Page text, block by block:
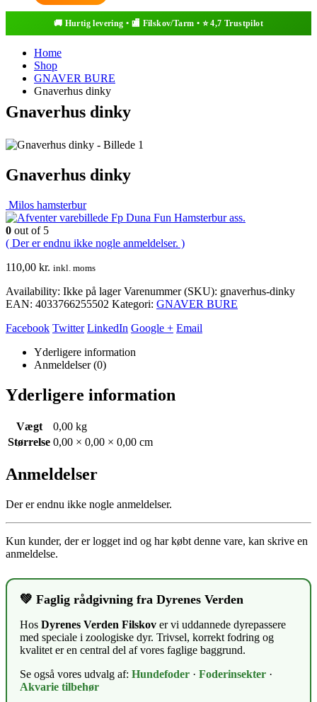
Home
Shop
GNAVER BURE
Gnaverhus dinky
Gnaverhus dinky
Gnaverhus dinky
Milos hamsterbur
Fp Duna Fun Hamsterbur ass.
0 out of 5
( Der er endnu ikke nogle anmeldelser. )
110,00 kr. inkl. moms
Availability: Ikke på lager Varenummer (SKU): gnaverhus-dinky
EAN: 4033766255502 Kategori: GNAVER BURE
Facebook Twitter LinkedIn Google + Email
Yderligere information
Anmeldelser (0)
Yderligere information
Vægt
0,00 kg
Størrelse 0,00 × 0,00 × 0,00 cm
Anmeldelser
Der er endnu ikke nogle anmeldelser.
Kun kunder, der er logget ind og har købt denne vare, kan skrive en
anmeldelse.
💚 Faglig rådgivning fra Dyrenes Verden
Hos Dyrenes Verden Filskov er vi uddannede dyrepassere
med speciale i zoologiske dyr. Trivsel, korrekt fodring og
kvalitet er en central del af vores faglige baggrund.
Se også vores udvalg af: Hundefoder · Foderinsekter ·
Akvarie tilbehør